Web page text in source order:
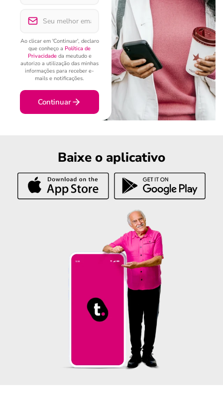
Ao clicar em 'Continuar', declaro
que conheço a Política de
Privacidadeda meutudo e
autorizo a utilização das minhas
informações para receber e-
mails e notificações.
Continuar
Baixe o aplicativo